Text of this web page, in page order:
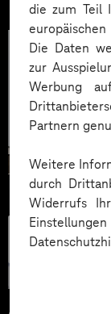
die zum Teil
Die Daten
zur
Werbung
Partnern
Weitere
durch
Widerrufs
Künstliche
Intelligenz